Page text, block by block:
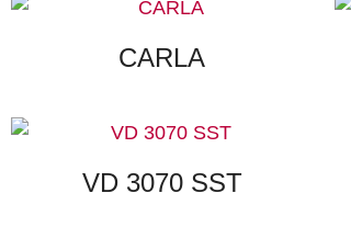
CARLA
VD 3070 SST